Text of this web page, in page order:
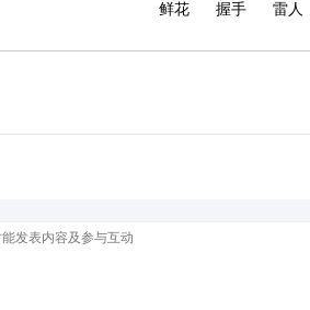
鲜花 握手 雷人